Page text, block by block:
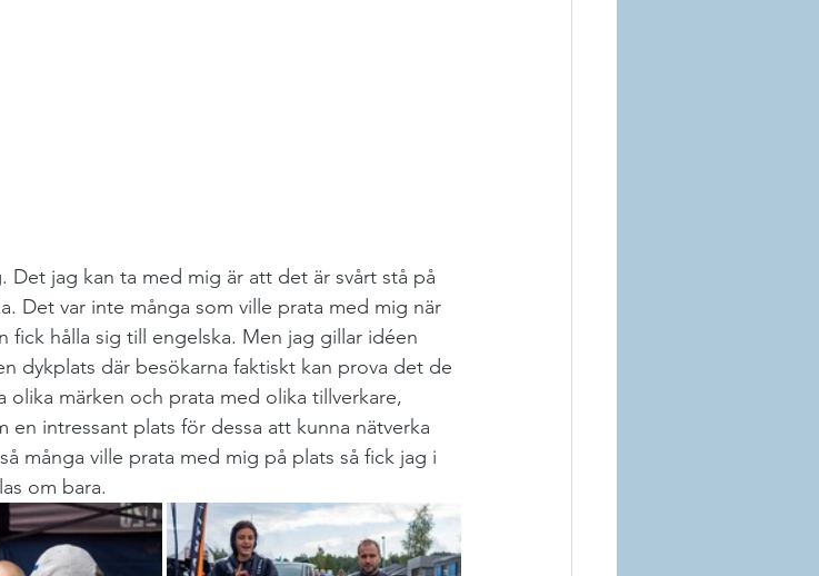
jag kan ta med mig är att det är svårt stå på
Det var inte många som ville prata med mig när
hålla sig till engelska. Men jag gillar idéen
dykplats där besökarna faktiskt kan prova det de
olika märken och prata med olika tillverkare,
intressant plats för dessa att kunna nätverka
många ville prata med mig på plats så fick jag i
om bara.